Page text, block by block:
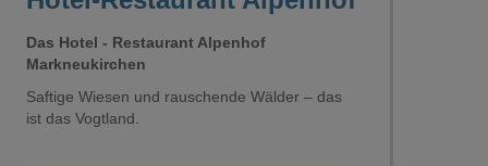
Das Hotel - Restaurant Alpenhof
Markneukirchen
Saftige Wiesen und rauschende Wälder – das
ist das Vogtland.